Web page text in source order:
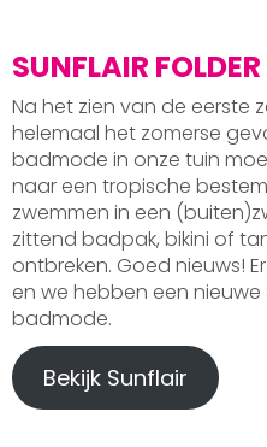
SUNFLAIR FOLDER
Na het zien van de eerste
helemaal het zomerse
badmode in onze tuin
naar een tropische
zwemmen in een
zittend badpak, bikini of
ontbreken. Goed nieuws!
en we hebben een
badmode.
Bekijk Sunflair